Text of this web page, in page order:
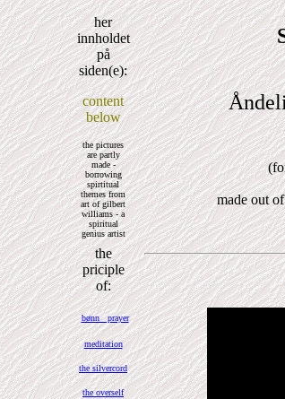
her
innholdet
på
siden(e):
content
below
the pictures
are partly
made -
borrowing
spirtitual
themes from
art of gilbert
williams - a
spiritual
genius artist
made out
the
priciple
of:
bønn prayer
meditation
the silvercord
the overself